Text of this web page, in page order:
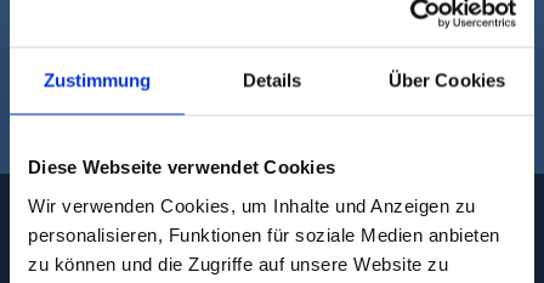
Zustimmung Details Über Cookies
Diese Webseite verwendet Cookies
Wir verwenden Cookies, um Inhalte und Anzeigen zu
personalisieren, Funktionen für soziale Medien anbieten
zu können und die Zugriffe auf unsere Website zu
Nix für Dich? Hier findest
Du bestimmt etwas
Passendes.